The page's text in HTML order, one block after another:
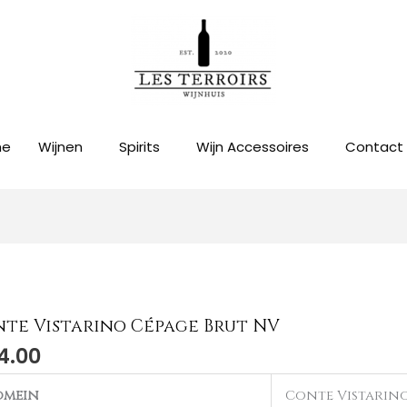
Wijnen Spirits Wijn Accessoires Contact
Vistarino Cépage Brut NV
Conte